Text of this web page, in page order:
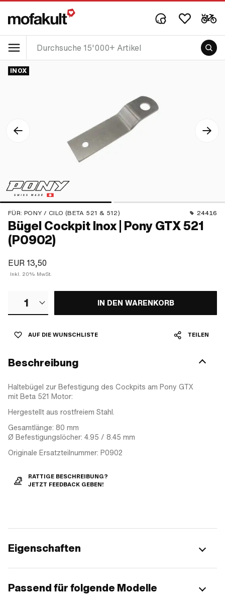
INOX
FÜR: PONY / CILO (BETA 521 & 512) 24416
Bügel Cockpit Inox | Pony GTX 521
(P0902)
EUR 13,50
Inkl. 20% MwSt.
1 IN DEN WARENKORB
AUF DIE WUNSCHLISTE TEILEN
Beschreibung
Haltebügel zur Befestigung des Cockpits am Pony GTX
mit Beta 521 Motor:
Hergestellt aus rostfreiem Stahl.
Gesamtlänge: 80 mm
Ø Befestigungslöcher: 4.95 / 8.45 mm
Originale Ersatzteilnummer: P0902
RATTIGE BESCHREIBUNG?
JETZT FEEDBACK GEBEN!
Eigenschaften
Passend für folgende Modelle